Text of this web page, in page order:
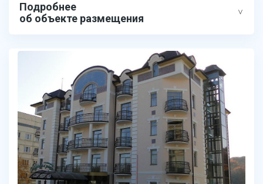
Подробнее
об объекте размещения